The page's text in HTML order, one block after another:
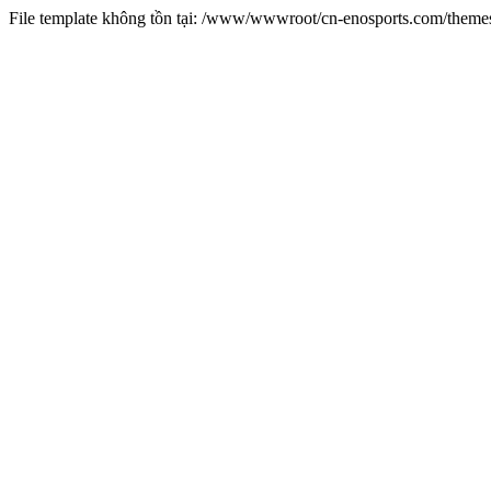
File template không tồn tại: /www/wwwroot/cn-enosports.com/